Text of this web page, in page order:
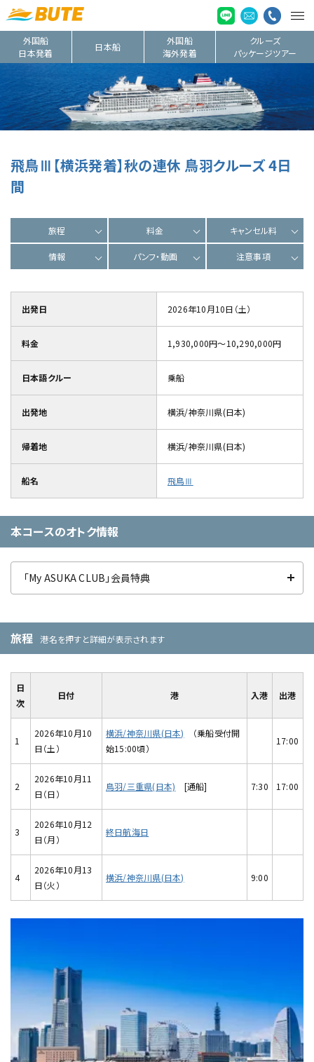
外国船
日本発着
日本船
外国船
海外発着
クルーズ
パッケージツアー
飛鳥Ⅲ【横浜発着】秋の連休 鳥羽クルーズ 4日
間
旅程 料金 キャンセル料
情報 パンフ・動画 注意事項
出発日 2026年10月10日（土）
料金 1,930,000円～10,290,000円
日本語クルー 乗船
出発地 横浜/神奈川県(日本)
帰着地 横浜/神奈川県(日本)
船名 飛鳥Ⅲ
本コースのオトク情報
「My ASUKA CLUB」会員特典
旅程 港名を押すと詳細が表示されます
日
次
日付 港 入港 出港
1
2026年10月10
日（土）
横浜/神奈川県(日本) （乗船受付開
始15:00頃）
17:00
2
2026年10月11
日（日）
鳥羽/三重県(日本) [通船] 7:30 17:00
3
2026年10月12
日（月）
終日航海日
4
2026年10月13
日（火）
横浜/神奈川県(日本) 9:00